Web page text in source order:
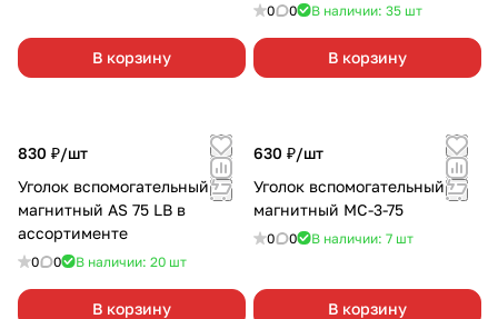
В корзину
0 0 В наличии: 35 шт
В корзину
830 ₽/шт
Уголок вспомогательный
магнитный AS 75 LB в
ассортименте
0 0 В наличии: 20 шт
В корзину
630 ₽/шт
Уголок вспомогательный
магнитный МС-3-75
0 0 В наличии: 7 шт
В корзину